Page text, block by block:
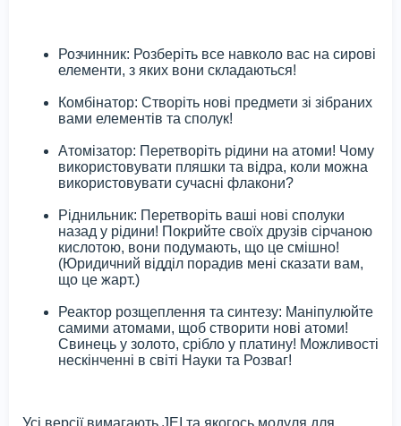
Розчинник: Розберіть все навколо вас на сирові
елементи, з яких вони складаються!
Комбінатор: Створіть нові предмети зі зібраних
вами елементів та сполук!
Атомізатор: Перетворіть рідини на атоми! Чому
використовувати пляшки та відра, коли можна
використовувати сучасні флакони?
Ріднильник: Перетворіть ваші нові сполуки
назад у рідини! Покрийте своїх друзів сірчаною
кислотою, вони подумають, що це смішно!
(Юридичний відділ порадив мені сказати вам,
що це жарт.)
Реактор розщеплення та синтезу: Маніпулюйте
самими атомами, щоб створити нові атоми!
Свинець у золото, срібло у платину! Можливості
нескінченні в світі Науки та Розваг!
Усі версії вимагають JEI та якогось модуля для